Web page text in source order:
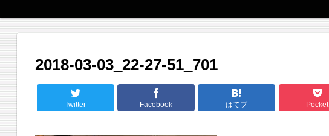
2018-03-03_22-27-51_701
Twitter Facebook はてブ Pocket